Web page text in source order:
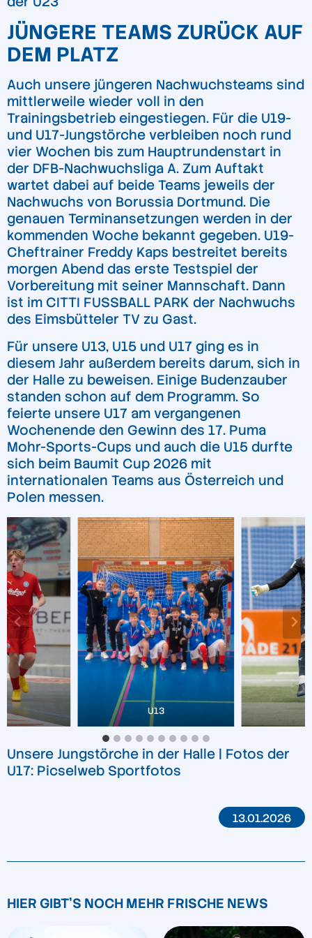
JÜNGERE TEAMS ZURÜCK AUF
DEM PLATZ
Auch unsere jüngeren Nachwuchsteams sind
mittlerweile wieder voll in den
Trainingsbetrieb eingestiegen. Für die U19-
und U17-Jungstörche verbleiben noch rund
vier Wochen bis zum Hauptrundenstart in
der DFB-Nachwuchsliga A. Zum Auftakt
wartet dabei auf beide Teams jeweils der
Nachwuchs von Borussia Dortmund. Die
genauen Terminansetzungen werden in der
kommenden Woche bekannt gegeben. U19-
Cheftrainer Freddy Kaps bestreitet bereits
morgen Abend das erste Testspiel der
Vorbereitung mit seiner Mannschaft. Dann
ist im CITTI FUSSBALL PARK der Nachwuchs
des Eimsbütteler TV zu Gast.
Für unsere U13, U15 und U17 ging es in
diesem Jahr außerdem bereits darum, sich in
der Halle zu beweisen. Einige Budenzauber
standen schon auf dem Programm. So
feierte unsere U17 am vergangenen
Wochenende den Gewinn des 17. Puma
Mohr-Sports-Cups und auch die U15 durfte
sich beim Baumit Cup 2026 mit
internationalen Teams aus Österreich und
Polen messen.
U13
Unsere Jungstörche in der Halle | Fotos der
U17: Picselweb Sportfotos
13.01.2026
HIER GIBT'S NOCH MEHR FRISCHE NEWS